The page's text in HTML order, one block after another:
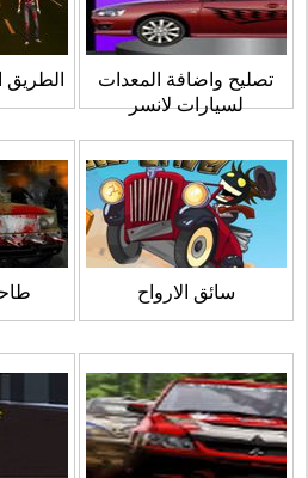
تصليح واضافة المعدات
لسيارات لانسر
الطريق
سائق الارواح